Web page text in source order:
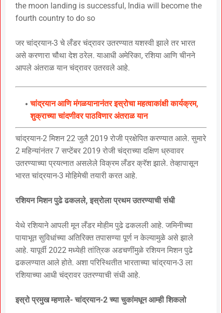
the moon landing is successful, India will become the
fourth country to do so
जर चांद्रयान-3 चे लँडर चंद्रावर उतरण्यात यशस्वी झाले तर भारत
असे करणारा चौथा देश ठरेल. याआधी अमेरिका, रशिया आणि चीनने
आपले अंतराळ यान चंद्रावर उतरवले आहे.
चांद्रयान आणि मंगळयानानंतर इस्रोचा महत्वाकांक्षी कार्यक्रम,
शुक्राच्या चांदणीवर पाठविणार अंतराळ यान
चांद्रयान-2 मिशन 22 जुलै 2019 रोजी प्रक्षेपित करण्यात आले. सुमारे
2 महिन्यांनंतर 7 सप्टेंबर 2019 रोजी चंद्राच्या दक्षिण ध्रुवावर
उतरण्याच्या प्रयत्नात असलेले विक्रम लँडर क्रॅश झाले. तेव्हापासून
भारत चांद्रयान-3 मोहिमेची तयारी करत आहे.
रशियन मिशन पुढे ढकलले, इस्रोला प्रथम उतरण्याची संधी
येथे रशियाने आपली मून लँडर मोहीम पुढे ढकलली आहे. जमिनीच्या
पायाभूत सुविधांच्या अतिरिक्त तपासण्या पूर्ण न केल्यामुळे असे झाले
आहे. यापूर्वी 2022 मध्येही तांत्रिक अडचणींमुळे रशियन मिशन पुढे
ढकलण्यात आले होते. अशा परिस्थितीत भारताच्या चांद्रयान-3 ला
रशियाच्या आधी चंद्रावर उतरण्याची संधी आहे.
इस्रो प्रमुख म्हणाले- चांद्रयान-2 च्या चुकांमधून आम्ही शिकलो